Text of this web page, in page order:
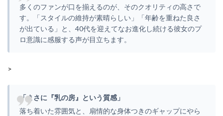
多くのファンが口を揃えるのが、そのクオリティの高さで
す。「スタイルの維持が素晴らしい」「年齢を重ねた良さ
が出ている」と、40代を迎えてなお進化し続ける彼女のプ
ロ意識に感服する声が目立ちます。
>
「まさに『乳の房』という質感」
落ち着いた雰囲気と、扇情的な身体つきのギャップにやら